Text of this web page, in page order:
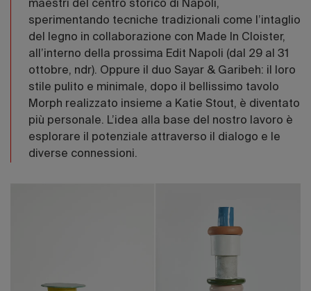
maestri del centro storico di Napoli,
sperimentando tecniche tradizionali come l’intaglio
del legno in collaborazione con Made In Cloister,
all’interno della prossima Edit Napoli (dal 29 al 31
ottobre, ndr). Oppure il duo Sayar & Garibeh: il loro
stile pulito e minimale, dopo il bellissimo tavolo
Morph realizzato insieme a Katie Stout, è diventato
più personale. L’idea alla base del nostro lavoro è
esplorare il potenziale attraverso il dialogo e le
diverse connessioni.